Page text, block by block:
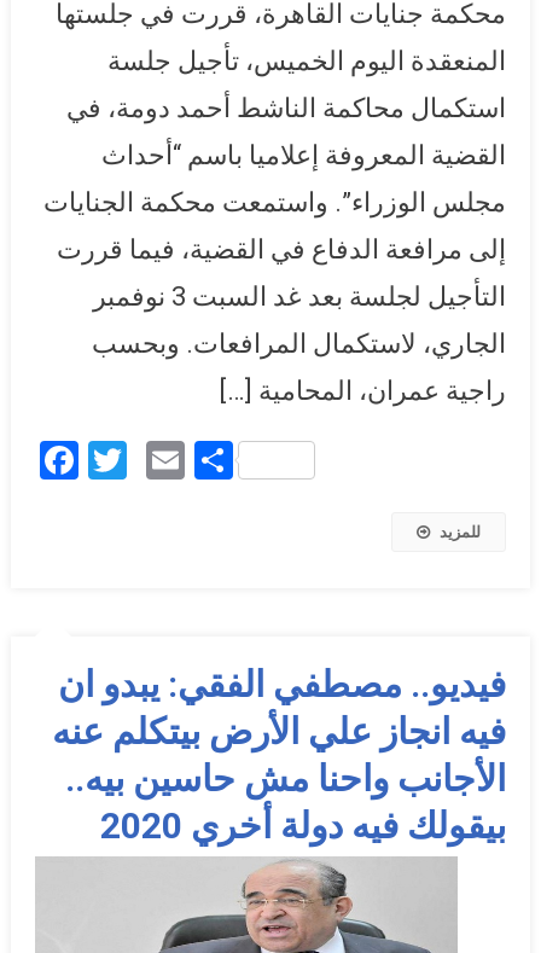
الدفاع
محكمة جنايات القاهرة، قررت في جلستها
المنعقدة اليوم الخميس، تأجيل جلسة
استكمال محاكمة الناشط أحمد دومة، في
القضية المعروفة إعلاميا باسم “أحداث
مجلس الوزراء”. واستمعت محكمة الجنايات
إلى مرافعة الدفاع في القضية، فيما قررت
التأجيل لجلسة بعد غد السبت 3 نوفمبر
الجاري، لاستكمال المرافعات. وبحسب
راجية عمران، المحامية […]
Facebook
Twitter
EmailShare
للمزيد
فيديو.. مصطفي الفقي: يبدو ان
فيه انجاز علي الأرض بيتكلم عنه
الأجانب واحنا مش حاسين بيه..
بيقولك فيه دولة أخري 2020